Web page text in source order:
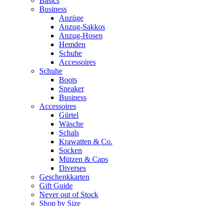
Business
Anzüge
Anzug-Sakkos
Anzug-Hosen
Hemden
Schuhe
Accessoires
Schuhe
Boots
Sneaker
Business
Accessoires
Gürtel
Wäsche
Schals
Krawatten & Co.
Socken
Mützen & Caps
Diverses
Geschenkkarten
Gift Guide
Never out of Stock
Shop by Size